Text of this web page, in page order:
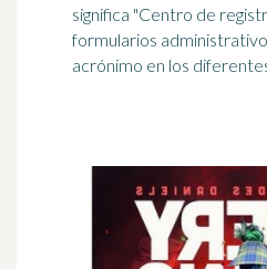
significa "Centro de
formularios administrativos". Se encuentra
acrónimo en los